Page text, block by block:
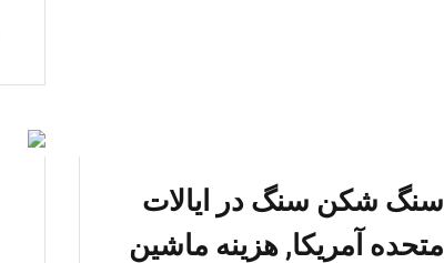
سنگ شکن سنگ در ایالات
متحده آمریکا, هزینه ماشین